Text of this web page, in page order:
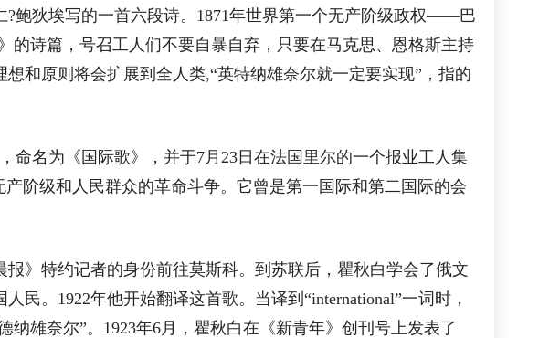
狄埃写的一首六段诗。1871年世界第一个无产阶级政权——巴
的诗篇，号召工人们不要自暴自弃，只要在马克思、恩格斯主持
和原则将会扩展到全人类,“英特纳雄奈尔就一定要实现”，指的
名为《国际歌》，并于7月23日在法国里尔的一个报业工人集
阶级和人民群众的革命斗争。它曾是第一国际和第二国际的会
》特约记者的身份前往莫斯科。到苏联后，瞿秋白学会了俄文
。1922年他开始翻译这首歌。当译到“international”一词时，
雄奈尔”。1923年6月，瞿秋白在《新青年》创刊号上发表了